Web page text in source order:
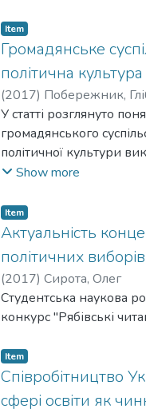
Item
Громадянське
політична культура
(2017) Побережник,
У статті розглянуто
громадянського
політичної культури
науковий доробок
проблематику та
термінів в Україні, був
причино-наслідковий
проблематики
суспільства та
статті подається
наукової діяльності
досліджень автора.
Show more
Item
Актуальність
політичних
(2017) Сирота, Олег
Студентська наукова
конкурс "Рябівські
Item
Співробітництво
сфері освіти як